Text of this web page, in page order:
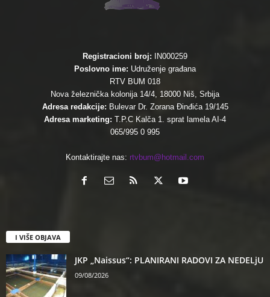
Registracioni broj: IN000259
Poslovno ime: Udruženje građana
RTV BUM 018
Nova železnička kolonija 14/4, 18000 Niš, Srbija
Adresa redakcije: Bulevar Dr. Zorana Đinđića 19/145
Adresa marketing: T.P.C Kalča 1. sprat lamela AI-4
065/995 0 995
Kontaktirajte nas: rtvbum@hotmail.com
I VIŠE OBJAVA
JKP „Naissus“: PLANIRANI RADOVI ZA NEDELjU
09/08/2026